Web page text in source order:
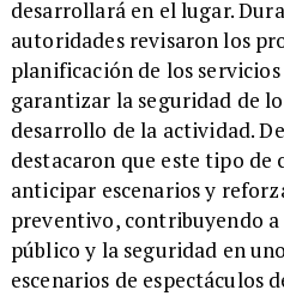
desarrollará en el lugar.
autoridades revisaron los
planificación de los
garantizar la seguridad de
desarrollo de la actividad.
destacaron que este tipo
anticipar escenarios y
preventivo, contribuyendo
público y la seguridad en
escenarios de espectáculos